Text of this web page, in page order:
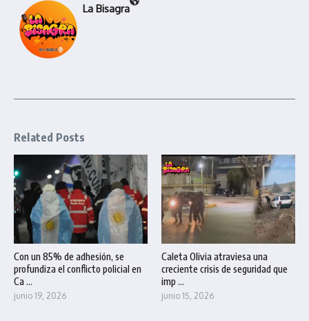
La Bisagra
Related Posts
Con un 85% de adhesión, se
profundiza el conflicto policial en
Ca ...
junio 19, 2026
Caleta Olivia atraviesa una
creciente crisis de seguridad que
imp ...
junio 15, 2026